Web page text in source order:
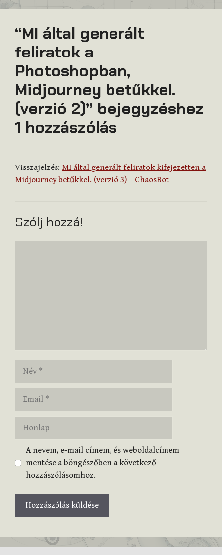
“MI által generált
feliratok a
Photoshopban,
Midjourney betűkkel.
(verzió 2)” bejegyzéshez
1 hozzászólás
Visszajelzés: MI által generált feliratok kifejezetten a
Midjourney betűkkel. (verzió 3) – ChaosBot
Szólj hozzá!
Honlap
A nevem, e-mail címem, és weboldalcímem
mentése a böngészőben a következő
hozzászólásomhoz.